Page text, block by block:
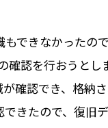
できなかったの
確認を行おうとし
確認でき、格納
きたので、復旧